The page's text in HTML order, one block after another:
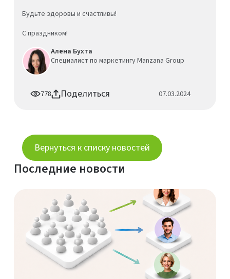
Будьте здоровы и счастливы!
С праздником!
Алена Бухта
Специалист по маркетингу Manzana Group
778 Поделиться 07.03.2024
Вернуться к списку новостей
Последние новости